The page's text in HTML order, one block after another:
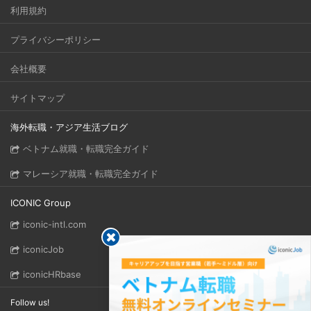
利用規約
プライバシーポリシー
会社概要
サイトマップ
海外転職・アジア生活ブログ
ベトナム就職・転職完全ガイド
マレーシア就職・転職完全ガイド
ICONIC Group
iconic-intl.com
iconicJob
iconicHRbase
Follow us!